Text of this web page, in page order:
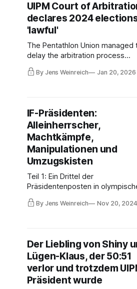
had been kept in the dark about
IOC’s letter for eleven days.
UIPM Court of
declares 2024
'lawful'
The Pentathlon Union managed
delay the arbitration process
indefinitely, the appeal lodged by
Sharif El Erian was now
highly controversial American
Stull became president.
By Jens Weinreich Jan 20, 2026
IF-Präsidenten:
Alleinherrscher,
Machtkämpfe,
Manipulationen und
Umzugskisten
Teil 1: Ein Drittel der
Präsidentenposten in
Sommersportverbänden wird bis
Dezember neu besetzt sein.
Frage, ob der in drei Dutzend
Nationen sanktionierte Alisher
Usmanov wieder die FIE führt.
By Jens Weinreich Nov 20, 2024
Der Liebling von Shiny
Lügen-Klaus, der 50:51
verlor und trotzdem
Präsident wurde